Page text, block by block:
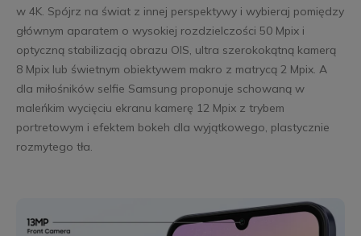
w 4K. Spójrz na świat z innej perspektywy i wybieraj pomiędzy
głównym aparatem o wysokiej rozdzielczości 50 Mpix i
optyczną stabilizacją obrazu OIS, ultra szerokokątną kamerą
8 Mpix lub świetnym obiektywem makro z matrycą 2 Mpix. A
dla miłośników selfie Samsung proponuje schowaną w
maleńkim wycięciu ekranu kamerę 12 Mpix z trybem
portretowym i efektem bokeh dla wyjątkowego, plastycznie
rozmytego tła.